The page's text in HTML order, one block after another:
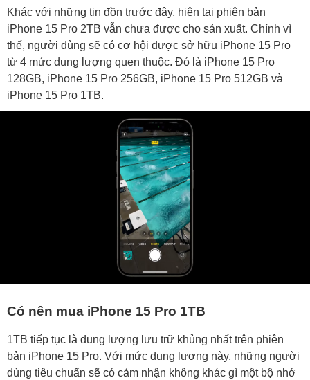
Khác với những tin đồn trước đây, hiện tại phiên bản
iPhone 15 Pro 2TB vẫn chưa được cho sản xuất. Chính vì
thế, người dùng sẽ có cơ hội được sở hữu iPhone 15 Pro
từ 4 mức dung lượng quen thuộc. Đó là iPhone 15 Pro
128GB, iPhone 15 Pro 256GB, iPhone 15 Pro 512GB và
iPhone 15 Pro 1TB.
Có nên mua iPhone 15 Pro 1TB
1TB tiếp tục là dung lượng lưu trữ khủng nhất trên phiên
bản iPhone 15 Pro. Với mức dung lượng này, những người
dùng tiêu chuẩn sẽ có cảm nhận không khác gì một bộ nhớ